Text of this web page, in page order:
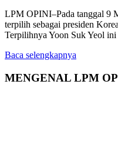
LPM OPINI–Pada tanggal 9
terpilih sebagai presiden
Terpilihnya Yoon Suk Yeol ini
Baca selengkapnya
MENGENAL LPM